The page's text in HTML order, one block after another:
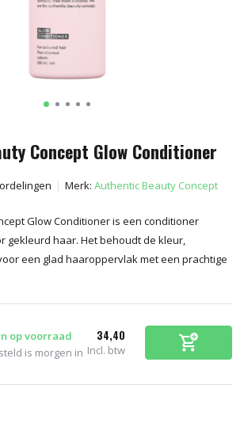
Concept Glow Conditioner
Merk: Authentic Beauty Concept
Glow Conditioner is een conditioner
gekleurd haar. Het behoudt de kleur,
een glad haaroppervlak met een prachtige
op voorraad
is morgen in
34,40
Incl. btw